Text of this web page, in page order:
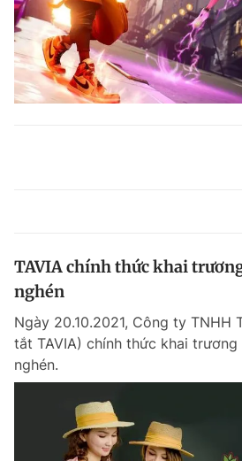
TAVIA chính thức khai
nghén
Ngày 20.10.2021, Công ty TNHH
tắt TAVIA) chính thức khai trương
nghén.